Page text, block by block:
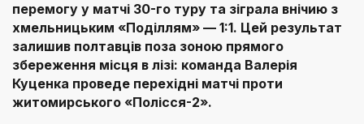
перемогу у матчі 30-го туру та зіграла внічию з
хмельницьким «Поділлям» — 1:1. Цей результат
залишив полтавців поза зоною прямого
збереження місця в лізі: команда Валерія
Куценка проведе перехідні матчі проти
житомирського «Полісся-2».